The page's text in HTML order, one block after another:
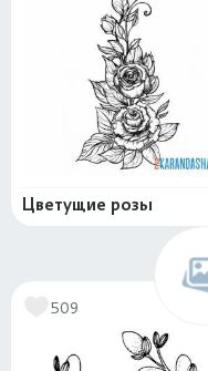
Цветущие розы
509